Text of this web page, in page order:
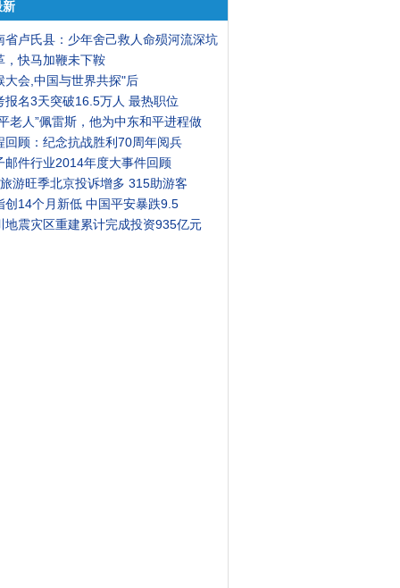
新
省卢氏县：少年舍己救人命殒河流深坑
，快马加鞭未下鞍
大会,中国与世界共探"后
报名3天突破16.5万人 最热职位
老人”佩雷斯，他为中东和平进程做
回顾：纪念抗战胜利70周年阅兵
邮件行业2014年度大事件回顾
游旺季北京投诉增多 315助游客
创14个月新低 中国平安暴跌9.5
地震灾区重建累计完成投资935亿元